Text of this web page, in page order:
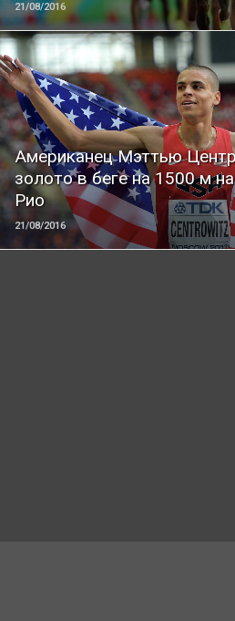
21/08/2016
Американец Мэттью
золото в беге на 1500 м
Рио
21/08/2016
ЧИТАТЬ